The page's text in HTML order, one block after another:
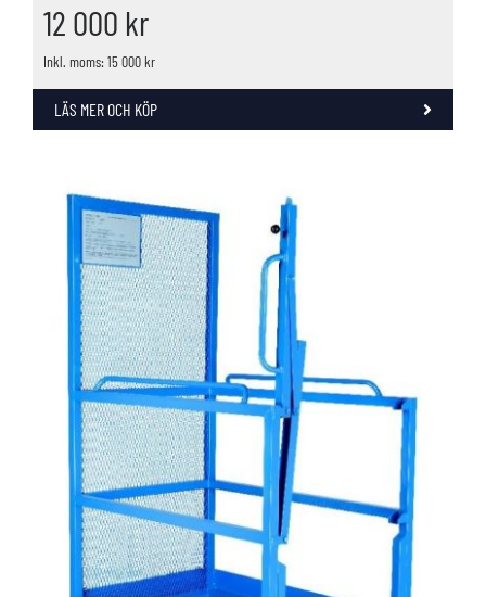
12 000 kr
Inkl. moms: 15 000 kr
LÄS MER OCH KÖP